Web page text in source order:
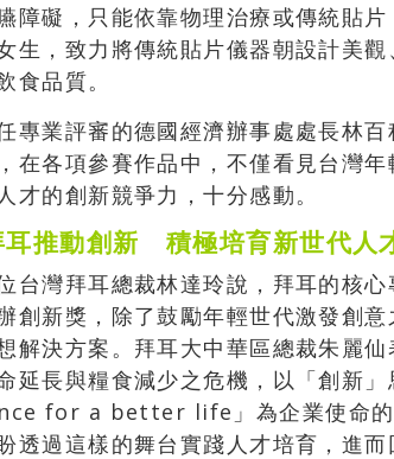
障礙，只能依靠物理治療或傳統貼
生，致力將傳統貼片儀器朝設計美
食品質。
專業評審的德國經濟辦事處處長林
在各項參賽作品中，不僅看見台灣
才的創新競爭力，十分感動。
耳推動創新 積極培育新世代人
台灣拜耳總裁林達玲說，拜耳的核
創新獎，除了鼓勵年輕世代激發創
解決方案。拜耳大中華區總裁朱麗
延長與糧食減少之危機，以「創新
for a better life」為企業使命的
透過這樣的舞台實踐人才培育，進而